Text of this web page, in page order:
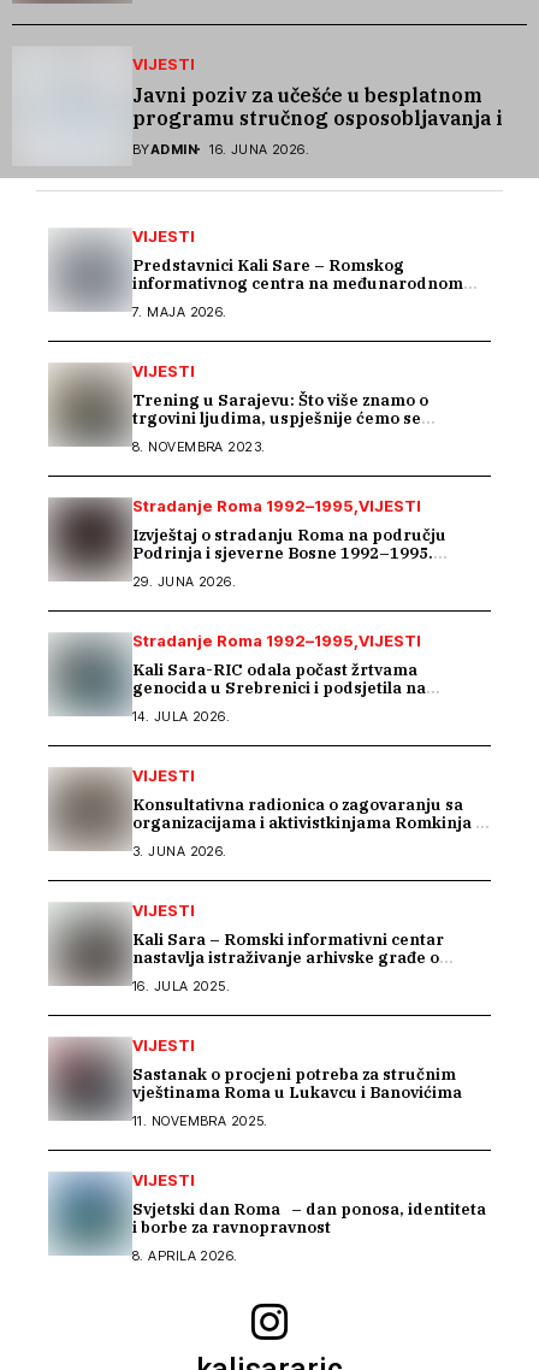
VIJESTI
Javni poziv za učešće u besplatnom
programu stručnog osposobljavanja i
podrške pri zapošljavanju
BYADMIN 16. JUNA 2026.
VIJESTI
Predstavnici Kali Sare – Romskog
informativnog centra na međunarodnom
7. MAJA 2026.
VIJESTI
Trening u Sarajevu: Što više znamo o
trgovini ljudima, uspješnije ćemo se
8. NOVEMBRA 2023.
Stradanje Roma 1992–1995 VIJESTI
Izvještaj o stradanju Roma na području
Podrinja i sjeverne Bosne 1992–1995.
29. JUNA 2026.
Stradanje Roma 1992–1995 VIJESTI
Kali Sara-RIC odala počast žrtvama
genocida u Srebrenici i podsjetila na
14. JULA 2026.
VIJESTI
Konsultativna radionica o zagovaranju sa
organizacijama i aktivistkinjama Romkinja i
3. JUNA 2026.
VIJESTI
Kali Sara – Romski informativni centar
nastavlja istraživanje arhivske građe o
Srpske
16. JULA 2025.
VIJESTI
Sastanak o procjeni potreba za stručnim
vještinama Roma u Lukavcu i Banovićima
11. NOVEMBRA 2025.
VIJESTI
Svjetski dan Roma – dan ponosa, identiteta
i borbe za ravnopravnost
8. APRILA 2026.